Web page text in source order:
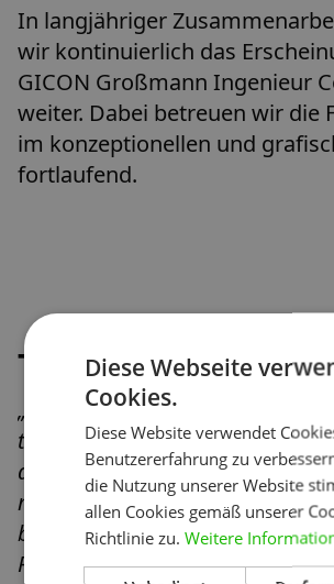
In langjähriger
wir kontinuierlich das
GICON Großmann Ingenieur
weiter. Dabei betreuen wir die
im konzeptionellen und
fortlaufend.
Testimonial:
„Als Ingenieurdienstleister sind
technisches Verständnis und
detailgetreue Umsetzung
moderne Gestaltungsideen.
bekommen wir beim
Print- als auch im Online-
Diese Webseite
Cookies.
Diese Website verwendet
Benutzererfahrung zu
die Nutzung unserer Website
allen Cookies gemäß unserer
Richtlinie zu.Weitere